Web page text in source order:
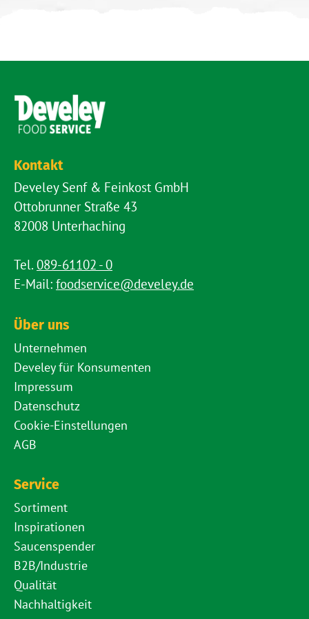
Kontakt
Develey Senf & Feinkost GmbH
Ottobrunner Straße 43
82008 Unterhaching
Tel. 089-61102 - 0
E-Mail: foodservice@develey.de
Über uns
Unternehmen
Develey für Konsumenten
Impressum
Datenschutz
Cookie-Einstellungen
AGB
Service
Sortiment
Inspirationen
Saucenspender
B2B/Industrie
Qualität
Nachhaltigkeit